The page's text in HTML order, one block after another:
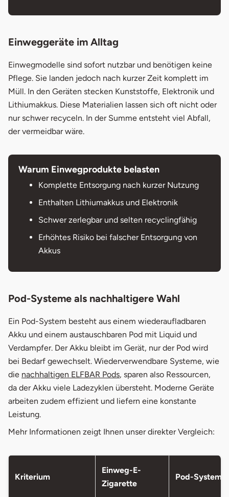
Einweggeräte im Alltag
Einwegmodelle sind sofort nutzbar und benötigen keine
Pflege. Sie landen jedoch nach kurzer Zeit komplett im
Müll. In den Geräten stecken Kunststoffe, Elektronik und
Lithiumakkus. Diese Materialien lassen sich oft nicht oder
nur schwer recyceln. In der Summe entsteht viel Abfall,
der vermeidbar wäre.
Warum Einwegprodukte belasten
Komplette Entsorgung nach kurzer Nutzung
Enthalten Lithiumakkus und Elektronik
Schwer zerlegbar und selten recyclingfähig
Erhöhtes Risiko bei falscher Entsorgung von
Akkus
Pod-Systeme als nachhaltigere Wahl
Ein Pod-System besteht aus einem wiederaufladbaren
Akku und einem austauschbaren Pod mit Liquid und
Verdampfer. Der Akku bleibt im Gerät, nur der Pod wird
bei Bedarf gewechselt. Wiederverwendbare Systeme, wie
die nachhaltigen ELFBAR Pods, sparen also Ressourcen,
da der Akku viele Ladezyklen übersteht. Moderne Geräte
arbeiten zudem effizient und liefern eine konstante
Leistung.
Mehr Informationen zeigt Ihnen unser direkter Vergleich:
Kriterium
Einweg-E-
Zigarette
Pod-System